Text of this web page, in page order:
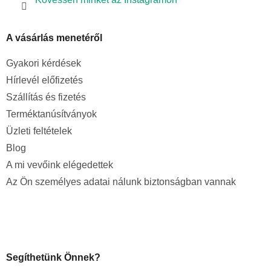
A vásárlás menetéről
Gyakori kérdések
Hírlevél előfizetés
Szállítás és fizetés
Terméktanúsítványok
Üzleti feltételek
Blog
A mi vevőink elégedettek
Az Ön személyes adatai nálunk biztonságban vannak
Segíthetünk Önnek?